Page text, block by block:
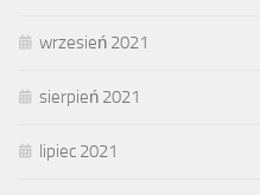
wrzesień 2021
sierpień 2021
lipiec 2021